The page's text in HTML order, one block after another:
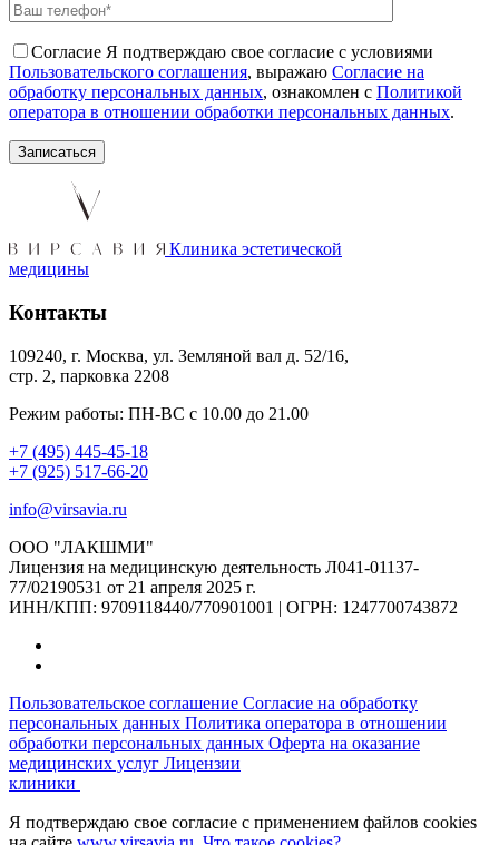
Согласие Я подтверждаю свое согласие с условиями
Пользовательского соглашения, выражаю Согласие на
обработку персональных данных, ознакомлен с Политикой
оператора в отношении обработки персональных данных.
Клиника эстетической
медицины
Контакты
109240, г. Москва, ул. Земляной вал д. 52/16,
стр. 2, парковка 2208
Режим работы: ПН-ВС с 10.00 до 21.00
+7 (495) 445-45-18
+7 (925) 517-66-20
info@virsavia.ru
ООО "ЛАКШМИ"
Лицензия на медицинскую деятельность Л041-01137-
77/02190531 от 21 апреля 2025 г.
ИНН/КПП: 9709118440/770901001 | ОГРН: 1247700743872
Пользовательское соглашение Согласие на обработку
персональных данных Политика оператора в отношении
обработки персональных данных Оферта на оказание
медицинских услуг Лицензии
клиники
Я подтверждаю свое согласие с применением файлов cookies